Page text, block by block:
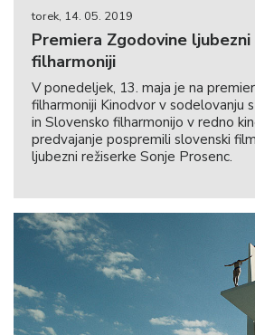
torek, 14. 05. 2019
Premiera Zgodovine
filharmoniji
V ponedeljek, 13. maja je na
filharmoniji Kinodvor v sodelovanju
in Slovensko filharmonijo v redno
predvajanje pospremili slovenski
ljubezni režiserke Sonje Prosenc.